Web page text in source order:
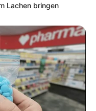
Lachen bringen